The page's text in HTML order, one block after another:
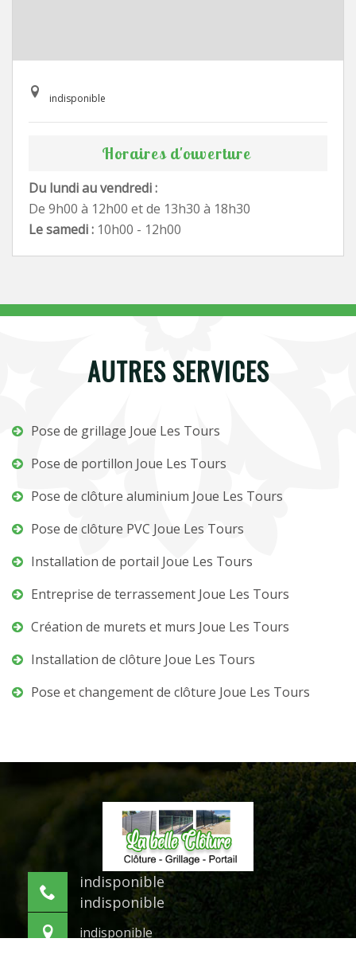
indisponible
Horaires d'ouverture
Du lundi au vendredi :
De 9h00 à 12h00 et de 13h30 à 18h30
Le samedi : 10h00 - 12h00
AUTRES SERVICES
Pose de grillage Joue Les Tours
Pose de portillon Joue Les Tours
Pose de clôture aluminium Joue Les Tours
Pose de clôture PVC Joue Les Tours
Installation de portail Joue Les Tours
Entreprise de terrassement Joue Les Tours
Création de murets et murs Joue Les Tours
Installation de clôture Joue Les Tours
Pose et changement de clôture Joue Les Tours
indisponible
indisponible
indisponible